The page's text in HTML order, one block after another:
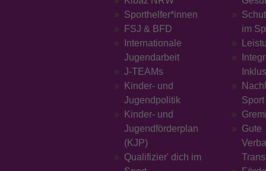
Sporthelfer*innen
FSJ & BFD
Internationale
Jugendarbeit
J-TEAMs
Kinder- und
Jugendpolitik
Kinder- und
Jugendförderplan
(KJP)
Qualifizier' dich im
im
Sport
Gute